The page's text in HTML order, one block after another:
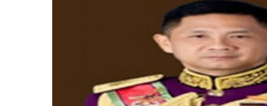
ติดตามสนุกโซเชียลได้ที่
2569 บริษัท อิมเมจ ฟิวเจอร์ (ประเทศไทย) จำกัด